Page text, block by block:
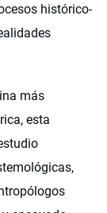
histórico-
más
esta